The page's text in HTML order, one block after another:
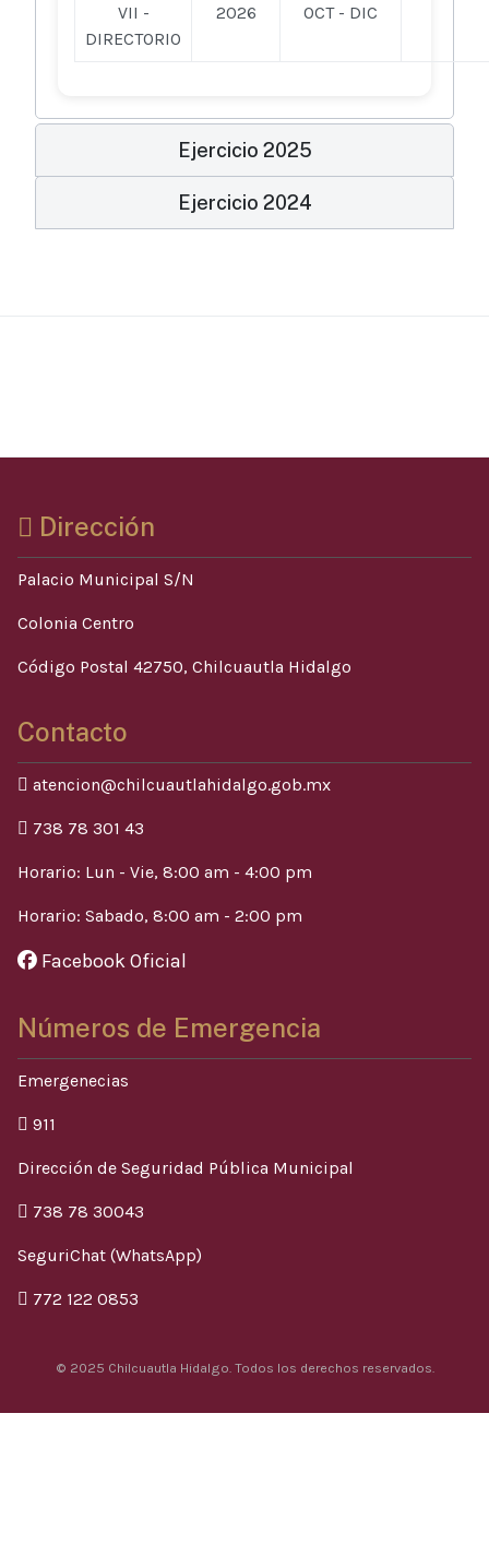
VII -
DIRECTORIO
2026 OCT - DIC
Ejercicio 2025
Ejercicio 2024
Dirección
Palacio Municipal S/N
Colonia Centro
Código Postal 42750, Chilcuautla Hidalgo
Contacto
atencion@chilcuautlahidalgo.gob.mx
738 78 301 43
Horario: Lun - Vie, 8:00 am - 4:00 pm
Horario: Sabado, 8:00 am - 2:00 pm
Facebook Oficial
Números de Emergencia
Emergenecias
911
Dirección de Seguridad Pública Municipal
738 78 30043
SeguriChat (WhatsApp)
772 122 0853
© 2025 Chilcuautla Hidalgo. Todos los derechos reservados.